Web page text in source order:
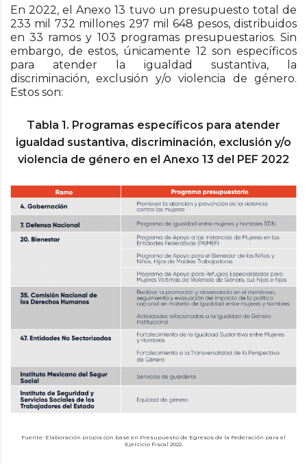
En 2022, el Anexo 13 tuvo un presupuesto total de
233 mil 732 millones 297 mil 648 pesos, distribuidos
en 33 ramos y 103 programas presupuestarios. Sin
embargo, de estos, únicamente 12 son específicos
para atender la igualdad sustantiva, la
discriminación, exclusión y/o violencia de género.
Estos son:
Tabla 1. Programas específicos para atender
igualdad sustantiva, discriminación, exclusión y/o
violencia de género en el Anexo 13 del PEF 2022
Fuente: Elaboración propia con base en Presupuesto de Egresos de la Federación para el
Ejercicio Fiscal 2022.